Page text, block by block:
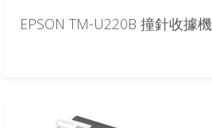
EPSON TM-U220B 撞針收據機